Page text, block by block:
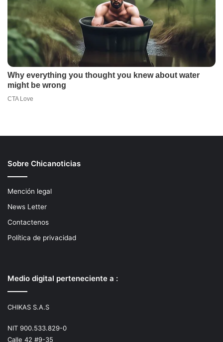
Sobre Chicanoticias
Mención legal
News Letter
Contactenos
Política de privacidad
Medio digital perteneciente a :
CHIKAS S.A.S
NIT 900.533.829-0
Calle 42 #9-35